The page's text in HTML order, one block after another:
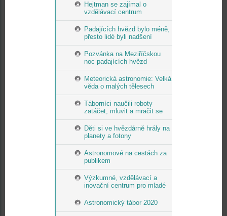
Hejtman se zajímal o
vzdělávací centrum
Padajících hvězd bylo méně,
přesto lidé byli nadšení
Pozvánka na Meziříčskou
noc padajících hvězd
Meteorická astronomie: Velká
věda o malých tělesech
Táborníci naučili roboty
zatáčet, mluvit a mračit se
Děti si ve hvězdárně hrály na
planety a fotony
Astronomové na cestách za
publikem
Výzkumné, vzdělávací a
inovační centrum pro mladé
Astronomický tábor 2020